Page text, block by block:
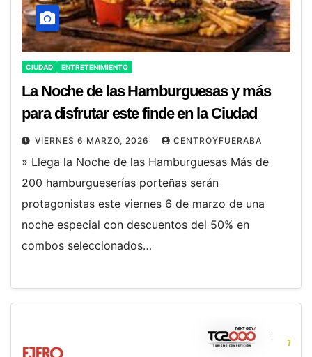
CIUDAD ENTRETENIMIENTO
La Noche de las Hamburguesas y más
para disfrutar este finde en la Ciudad
VIERNES 6 MARZO, 2026 CENTROYFUERABA
» Llega la Noche de las Hamburguesas Más de
200 hamburgueserías porteñas serán
protagonistas este viernes 6 de marzo de una
noche especial con descuentos del 50% en
combos seleccionados…